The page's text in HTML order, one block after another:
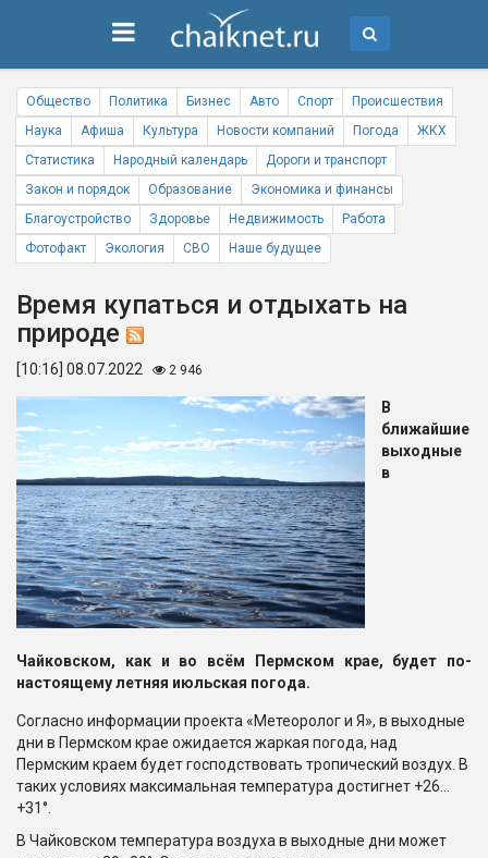
Общество Политика Бизнес Авто Спорт
Происшествия
Наука
Афиша Культура Новости компаний Погода
ЖКХ
Статистика
Народный календарь
Дороги и транспорт
Закон и порядок
Образование
Экономика и финансы
Благоустройство
Здоровье Недвижимость
Работа
Фотофакт
Экология СВО Наше будущее
Время купаться и отдыхать на
природе
[10:16] 08.07.2022 2 946
В
ближайшие
выходные
в
Чайковском, как и во всём Пермском крае, будет по-
настоящему летняя июльская погода.
Согласно информации проекта «Метеоролог и Я», в выходные
дни в Пермском крае ожидается жаркая погода, над
Пермским краем будет господствовать тропический воздух. В
таких условиях максимальная температура достигнет +26…
+31°.
В Чайковском температура воздуха в выходные дни может